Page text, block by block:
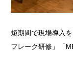
短期間で現場導入
フレーク研修」「